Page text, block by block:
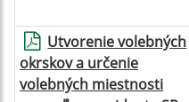
Utvorenie volebných
okrskov a určenie
volebných miestnosti